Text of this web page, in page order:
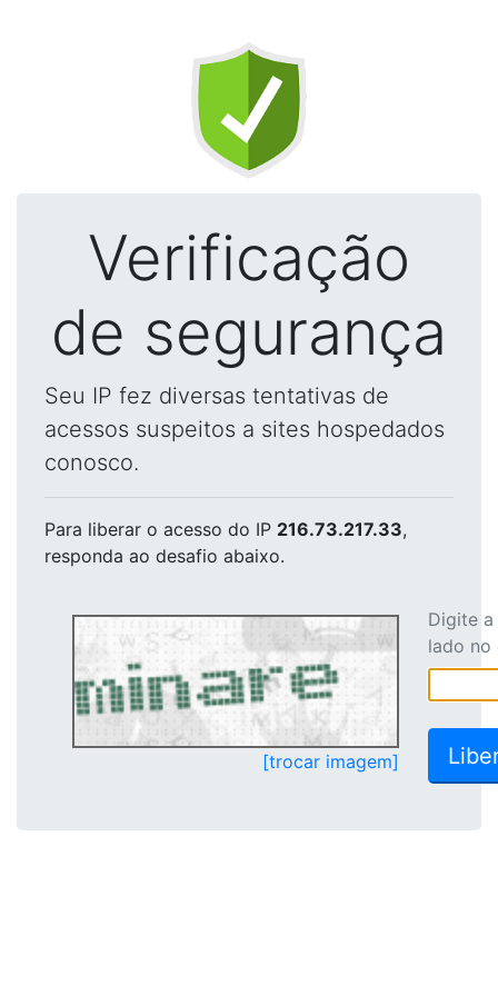
Verificação
de segurança
Seu IP fez diversas tentativas de
acessos suspeitos a sites hospedados
conosco.
Para liberar o acesso do IP 216.73.217.33,
responda ao desafio abaixo.
[trocar imagem]
Digite
lado no